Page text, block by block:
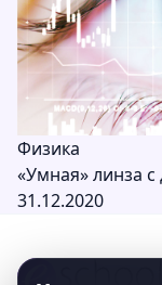
Физика
«Умная» линза
31.12.2020